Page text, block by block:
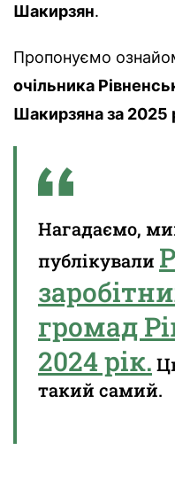
Шакирзян.
Пропонуємо
очільника
Шакирзяна за 2025
Нагадаємо,
публікували
громад
2024 рік.
такий самий.